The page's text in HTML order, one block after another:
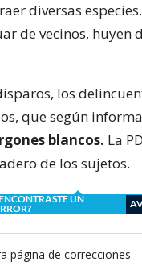
diversas
de vecinos, huyen
los
que según
blancos. La
de los sujetos.
UN
página de correcciones